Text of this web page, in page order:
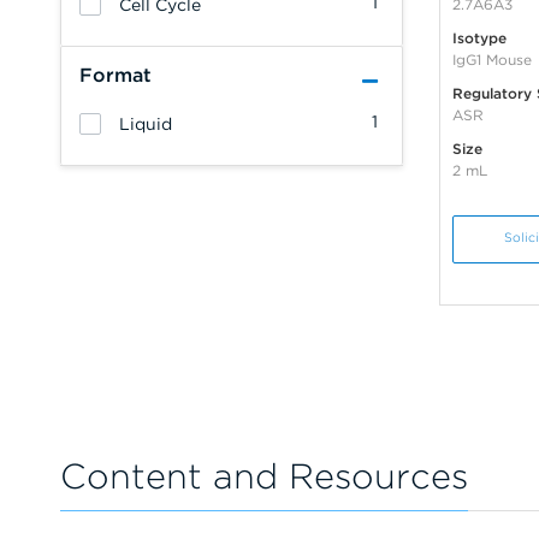
Cell Cycle
Format
1
Liquid
2.7A6A3
Isotype
IgG1 Mouse
Regulatory
ASR
Size
2 mL
Content and Resources